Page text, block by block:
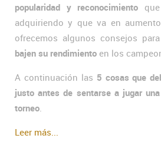
popularidad y reconocimiento
adquiriendo y que va en
ofrecemos algunos consejos
bajen su rendimiento en los
A continuación las 5 cosas que
justo antes de sentarse a jugar
torneo
Leer más...